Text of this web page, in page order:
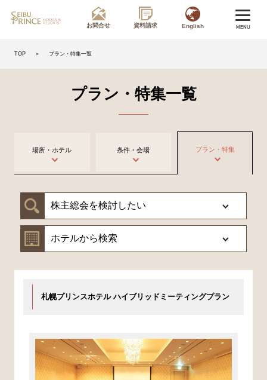
お問合せ 資料請求 English MENU
TOP ＞ プラン・特集一覧
プラン・特集一覧
場所・ホテル 条件・会場 プラン・特集
札幌プリンスホテル ハイブリッドミーティングプラン